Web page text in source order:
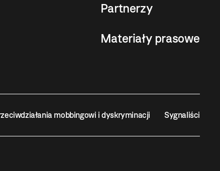
Partnerzy
Materiały prasowe
mobbingowi i dyskryminacji Sygnaliści